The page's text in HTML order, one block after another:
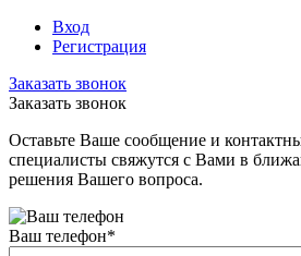
Вход
Регистрация
Заказать звонок
Заказать звонок
Оставьте Ваше сообщение и
специалисты свяжутся с Вами в
решения Вашего вопроса.
Ваш телефон*